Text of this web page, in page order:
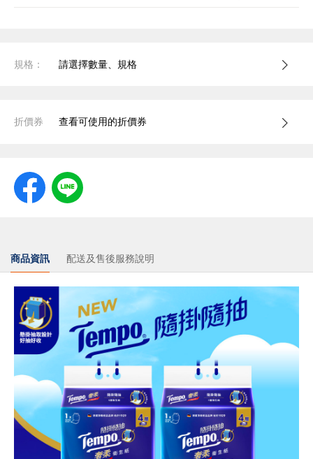
規格： 請選擇數量、規格
折價券 查看可使用的折價券
商品資訊 配送及售後服務說明